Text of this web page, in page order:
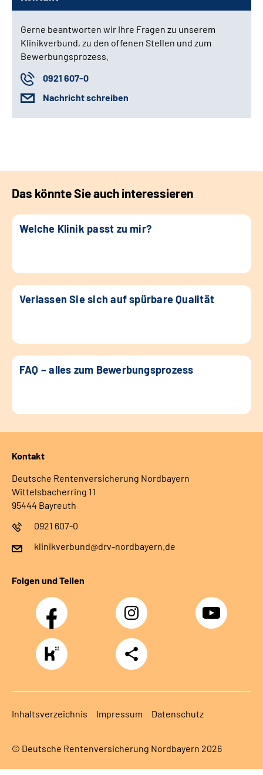
Gerne beantworten wir Ihre Fragen zu unserem
Klinikverbund, zu den offenen Stellen und zum
Bewerbungsprozess.
0921 607-0
Nachricht schreiben
Das könnte Sie auch interessieren
Welche Klinik passt zu mir?
Verlassen Sie sich auf spürbare Qualität
FAQ – alles zum Bewerbungsprozess
Kontakt
Deutsche Rentenversicherung Nordbayern
Wittelsbacherring 11
95444 Bayreuth
0921 607-0
klinikverbund@drv-nordbayern.de
Folgen und Teilen
Facebook Instagram Youtube
https://www.kununu.com/de/deutsche-
rentenversicherung-
nordbayern6
Teilen
Inhaltsverzeichnis Impressum Datenschutz
© Deutsche Rentenversicherung Nordbayern 2026